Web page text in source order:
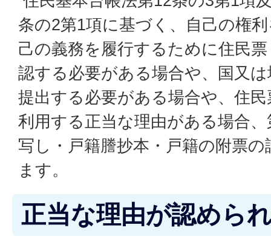
条の2第1項に基づく、自己の権
己の義務を履行するために住民
認する必要がある場合や、国又
提出する必要がある場合や、住
利用する正当な理由がある場合
写し・戸籍謄抄本・戸籍の附票
ます。
正当な理由が認めら